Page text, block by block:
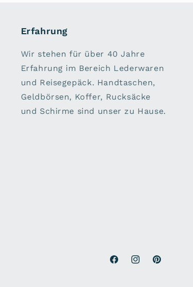
Erfahrung
Wir stehen für über 40 Jahre
Erfahrung im Bereich Lederwaren
und Reisegepäck. Handtaschen,
Geldbörsen, Koffer, Rucksäcke
und Schirme sind unser zu Hause.
FacebookInstagramPinterest